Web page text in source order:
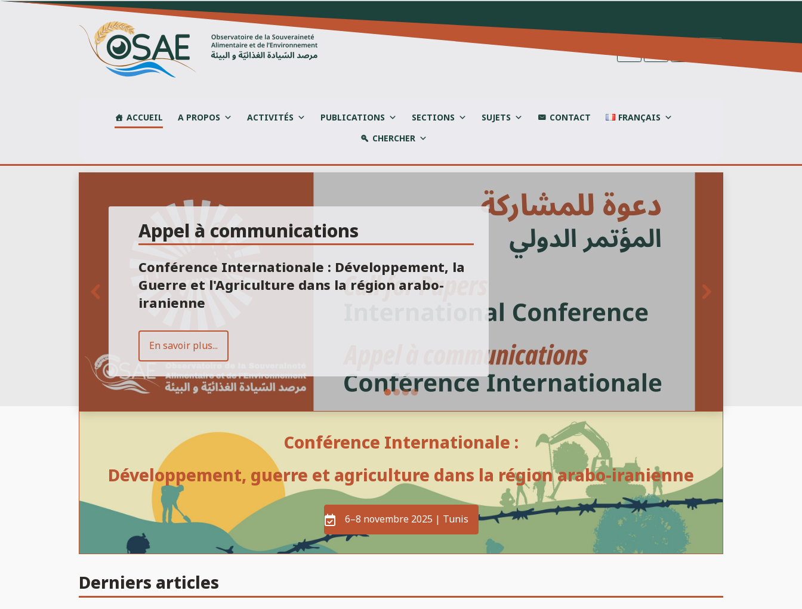
Skip
ACCUEIL A PROPOS ACTIVITÉS PUBLICATIONS SECTIONS SUJETS CONTACT
FRANÇAIS
CHERCHER
Appel à communications
Conférence Internationale : Développement, la
Guerre et l'Agriculture dans la région arabo-
iranienne
En savoir plus...
Conférence Internationale :
Développement, guerre et agriculture dans la région arabo-iranienne
6–8 novembre 2025 | Tunis
Derniers articles